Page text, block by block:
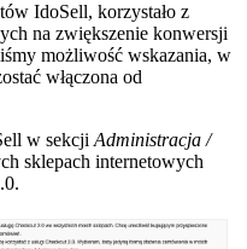
IdoSell, korzystało z
na zwiększenie konwersji
możliwość wskazania, w
włączona od
w sekcji Administracja /
sklepach internetowych